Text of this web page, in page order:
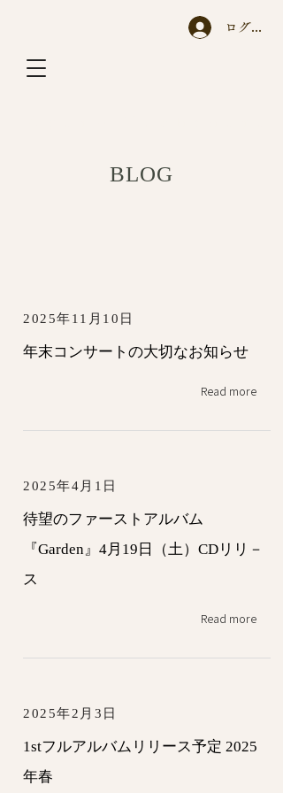
ログイン
BLOG
2025年11月10日
年末コンサートの大切なお知らせ
Read more
2025年4月1日
待望のファーストアルバム
『Garden』4月19日（土）CDリリ－
ス
Read more
2025年2月3日
1stフルアルバムリリース予定 2025
年春